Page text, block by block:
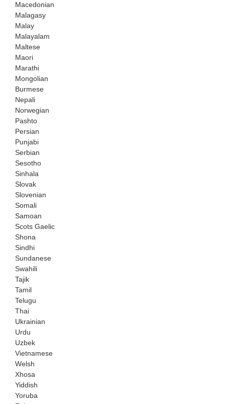
Macedonian
Malagasy
Malay
Malayalam
Maltese
Maori
Marathi
Mongolian
Burmese
Nepali
Norwegian
Pashto
Persian
Punjabi
Serbian
Sesotho
Sinhala
Slovak
Slovenian
Somali
Samoan
Scots Gaelic
Shona
Sindhi
Sundanese
Swahili
Tajik
Tamil
Telugu
Thai
Ukrainian
Urdu
Uzbek
Vietnamese
Welsh
Xhosa
Yiddish
Yoruba